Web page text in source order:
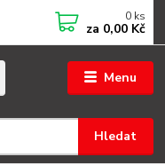
Menu
Hledat
0 ks
za 0,00 Kč